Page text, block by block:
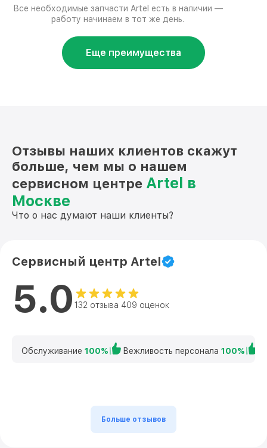
Все необходимые запчасти Artel есть в наличии —
работу начинаем в тот же день.
Еще преимущества
Отзывы наших клиентов скажут
больше, чем мы о нашем
сервисном центре Artel в
Москве
Что о нас думают наши клиенты?
Сервисный центр Artel
5.0 132 отзыва 409 оценок
Обслуживание 100% Вежливость персонала 100%
Больше отзывов